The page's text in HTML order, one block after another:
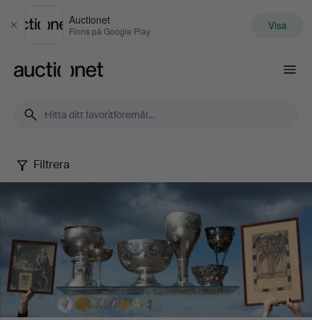
Stäng
Auctionet
Finns på Google Play Visa
En
svensk
olympier
Filtrera